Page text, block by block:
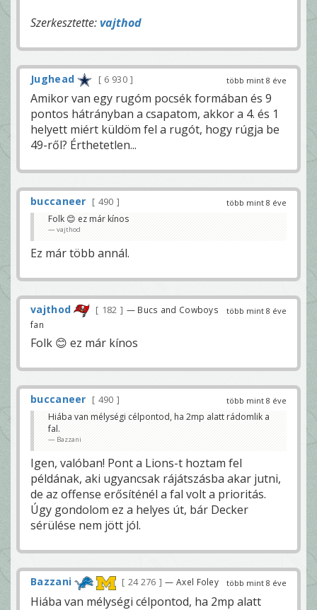
Szerkesztette:vajthod
több mint 8 éve
Jughead 6 930
Amikor van egy rugóm pocsék formában és 9
pontos hátrányban a csapatom, akkor a 4. és 1
helyett miért küldöm fel a rugót, hogy rúgja be
49-ről? Érthetetlen...
több mint 8 éve
buccaneer
490
Folk 😊 ez már kínos
vajthod
Ez már több annál.
több mint 8 éve
vajthod 182
— Bucs and Cowboys
fan
Folk 😊 ez már kínos
több mint 8 éve
buccaneer
490
Hiába van mélységi célpontod, ha 2mp alatt rádomlik a
fal.
Bazzani
Igen, valóban! Pont a Lions-t hoztam fel
példának, aki ugyancsak rájátszásba akar jutni,
de az offense erősíténél a fal volt a prioritás.
Úgy gondolom ez a helyes út, bár Decker
sérülése nem jött jól.
több mint 8 éve
Bazzani 24 276 — Axel Foley
Hiába van mélységi célpontod, ha 2mp alatt